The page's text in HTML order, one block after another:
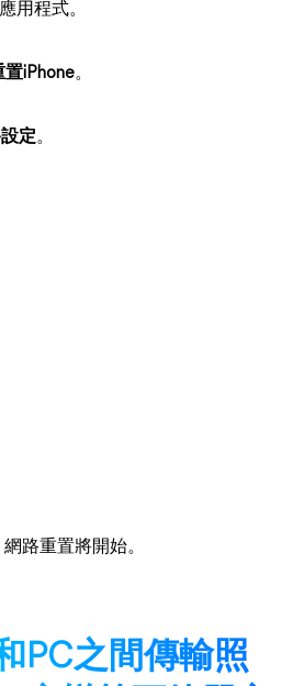
應用程式。
iPhone。
定。
路重置將開始。
PC之間傳輸照